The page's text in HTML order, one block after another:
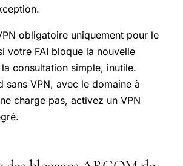
obligatoire uniquement pour le
votre FAI bloque la nouvelle
consultation simple, inutile.
sans VPN, avec le domaine à
charge pas, activez un VPN